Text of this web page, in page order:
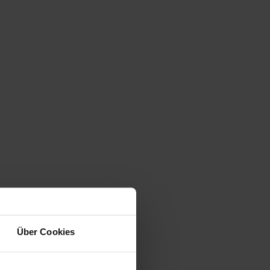
Über Cookies